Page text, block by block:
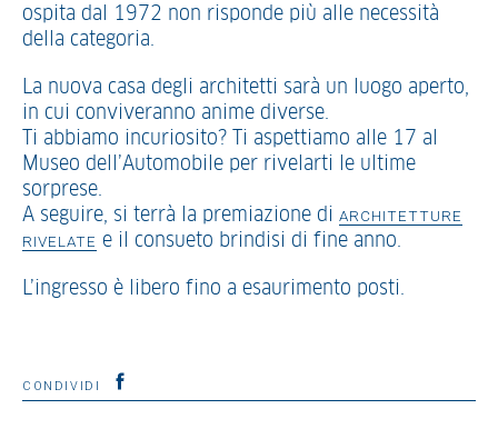
ospita dal 1972 non risponde più alle necessità
della categoria.
La nuova casa degli architetti sarà un luogo aperto,
in cui conviveranno anime diverse.
Ti abbiamo incuriosito? Ti aspettiamo alle 17 al
Museo dell’Automobile per rivelarti le ultime
sorprese.
A seguire, si terrà la premiazione di ARCHITETTURE
RIVELATE e il consueto brindisi di fine anno.
L’ingresso è libero fino a esaurimento posti.
CONDIVIDI